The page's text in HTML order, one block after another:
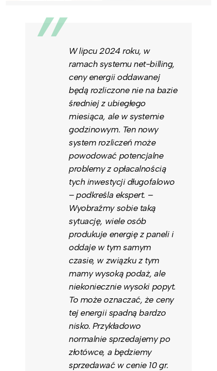
W lipcu 2024 roku, w
ramach systemu net-billing,
ceny energii oddawanej
będą rozliczone nie na bazie
średniej z ubiegłego
miesiąca, ale w systemie
godzinowym. Ten nowy
system rozliczeń może
powodować potencjalne
problemy z opłacalnością
tych inwestycji długofalowo
– podkreśla ekspert. –
Wyobraźmy sobie taką
sytuację, wiele osób
produkuje energię z paneli i
oddaje w tym samym
czasie, w związku z tym
mamy wysoką podaż, ale
niekoniecznie wysoki popyt.
To może oznaczać, że ceny
tej energii spadną bardzo
nisko. Przykładowo
normalnie sprzedajemy po
złotówce, a będziemy
sprzedawać w cenie 10 gr.